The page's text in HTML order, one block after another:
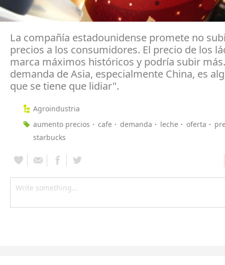
La compañía estadounidense promete no
precios a los consumidores. El precio de los
marca máximos históricos y podría subir
demanda de Asia, especialmente China, es
que se tiene que lidiar".
Agroindustria
aumento precios
cafe demanda leche oferta
starbucks